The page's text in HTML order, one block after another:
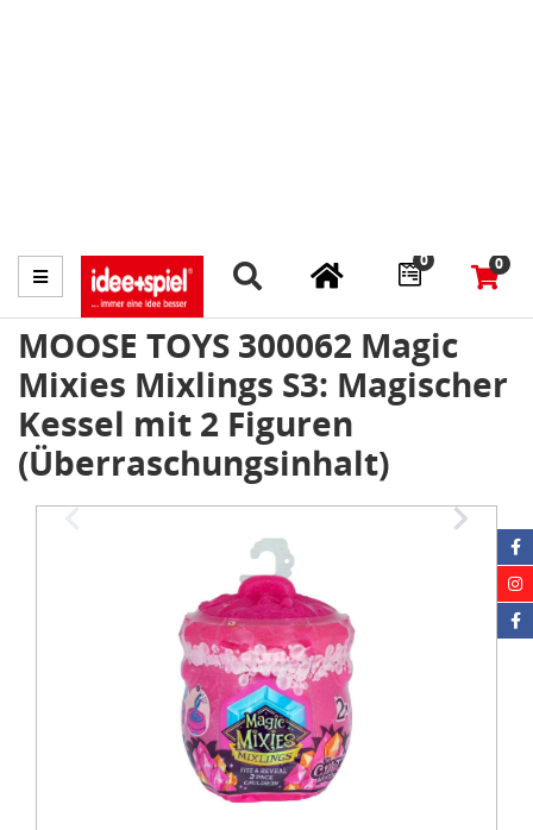
MOOSE TOYS 300062 Magic
Mixies Mixlings S3: Magischer
Kessel mit 2 Figuren
(Überraschungsinhalt)